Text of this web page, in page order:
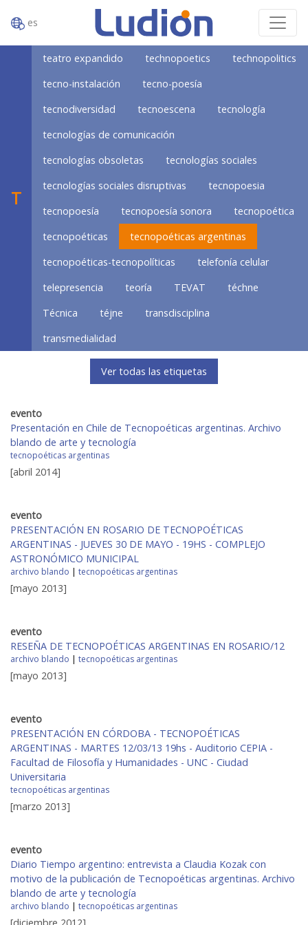
es
T
teatro expandido technopoetics
technopolitics
tecno-instalación
tecno-poesía
tecnodiversidad
tecnoescena
tecnología
tecnologías de comunicación
tecnologías obsoletas
tecnologías sociales
tecnologías sociales disruptivas
tecnopoesia
tecnopoesía
tecnopoesía sonora
tecnopoética
tecnopoéticas
tecnopoéticas argentinas
tecnopoéticas-tecnopolíticas
telefonía celular
telepresencia
teoría TEVAT
téchne
Técnica
téjne
transdisciplina
transmedialidad
Ver todas las etiquetas
evento
Presentación en Chile de Tecnopoéticas argentinas. Archivo
blando de arte y tecnología
tecnopoéticas argentinas
[abril 2014]
evento
PRESENTACIÓN EN ROSARIO DE TECNOPOÉTICAS
ARGENTINAS - JUEVES 30 DE MAYO - 19HS - COMPLEJO
ASTRONÓMICO MUNICIPAL
archivo blando | tecnopoéticas argentinas
[mayo 2013]
evento
RESEÑA DE TECNOPOÉTICAS ARGENTINAS EN ROSARIO/12
archivo blando | tecnopoéticas argentinas
[mayo 2013]
evento
PRESENTACIÓN EN CÓRDOBA - TECNOPOÉTICAS
ARGENTINAS - MARTES 12/03/13 19hs - Auditorio CEPIA -
Facultad de Filosofía y Humanidades - UNC - Ciudad
Universitaria
tecnopoéticas argentinas
[marzo 2013]
evento
Diario Tiempo argentino: entrevista a Claudia Kozak con
motivo de la publicación de Tecnopoéticas argentinas. Archivo
blando de arte y tecnología
archivo blando | tecnopoéticas argentinas